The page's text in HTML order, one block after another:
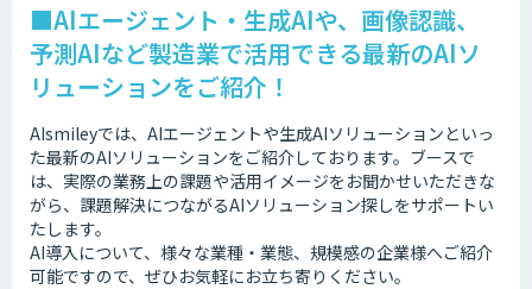
■AIエージェント・生成AIや、画像認識、
予測AIなど製造業で活用できる最新のAIソ
リューションをご紹介！
AIsmileyでは、AIエージェントや生成AIソリューションといっ
た最新のAIソリューションをご紹介しております。ブースで
は、実際の業務上の課題や活用イメージをお聞かせいただきな
がら、課題解決につながるAIソリューション探しをサポートい
たします。
AI導入について、様々な業種・業態、規模感の企業様へご紹介
可能ですので、ぜひお気軽にお立ち寄りください。